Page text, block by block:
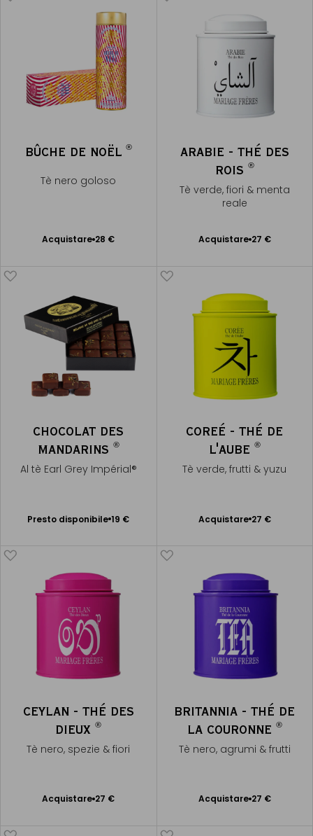
BÛCHE DE NOËL ®
Tè nero goloso
Acquistare 28 €
Aggiungere
ARABIE - THÉ DES
ROIS ®
Tè verde, fiori & menta
reale
Acquistare 27 €
Aggiungere
CHOCOLAT DES
MANDARINS ®
Al tè Earl Grey Impérial®
Presto disponibile 19 €
COREÉ - THÉ DE
L'AUBE ®
Tè verde, frutti & yuzu
Acquistare 27 €
Aggiungere
CEYLAN - THÉ DES
DIEUX®
Tè nero, spezie & fiori
Acquistare 27 €
Aggiungere
BRITANNIA - THÉ DE
LA COURONNE ®
Tè nero, agrumi & frutti
Acquistare 27 €
Aggiungere